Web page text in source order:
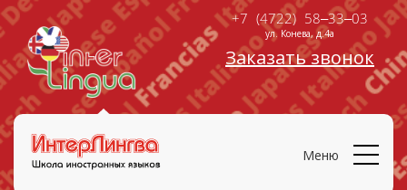
+7 (4722) 58‒33‒03
ул. Конева, д.4а
Заказать звонок
Меню